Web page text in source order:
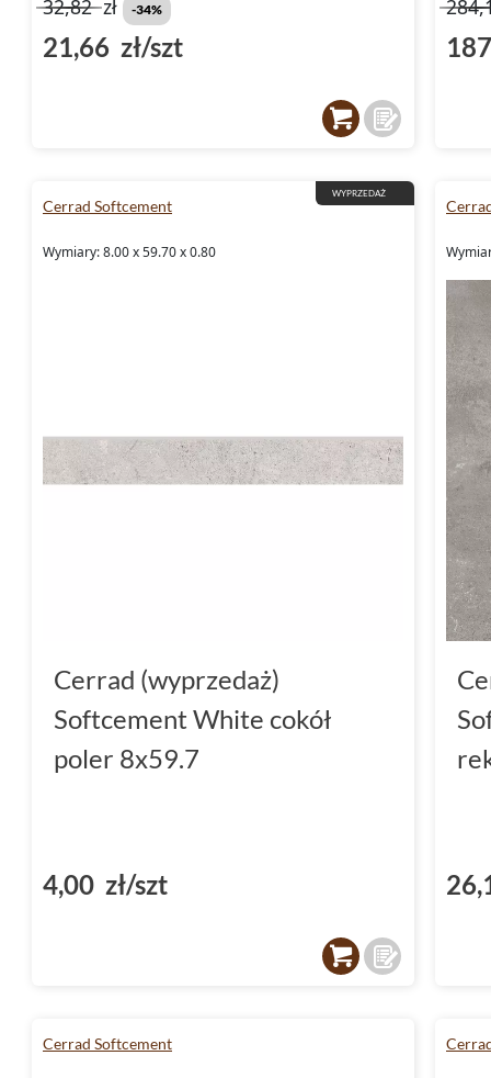
32,82zł -34%
21,66 zł/szt
WYPRZEDAŻ
Cerrad Softcement
Wymiary: 8.00 x 59.70 x 0.80
Cerrad (wyprzedaż)
Softcement White cokół
poler 8x59.7
4,00 zł/szt
Cerrad Softcement